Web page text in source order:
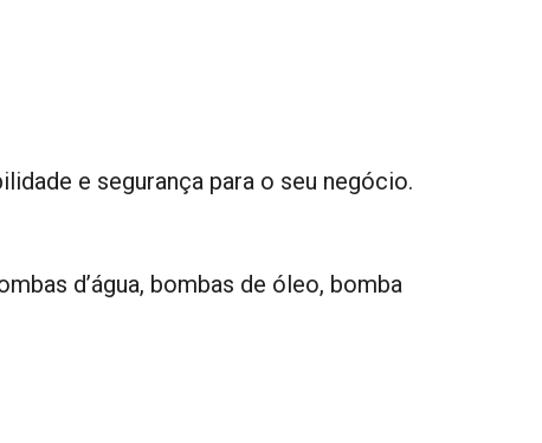
e segurança para o seu negócio.
d’água, bombas de óleo, bomba